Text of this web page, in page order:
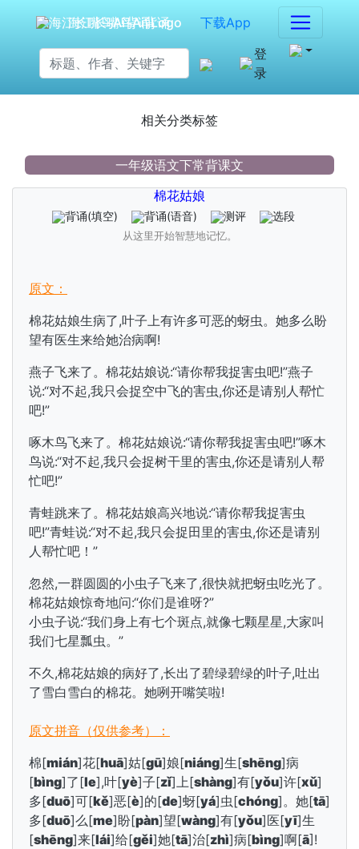
海江长嘴鸟Ai背诵
下载App
登
录
相关分类标签
一年级语文下常背课文
棉花姑娘
背诵(填空) 背诵(语音) 测评 选段
从这里开始智慧地记忆。
原文：
棉花姑娘生病了,叶子上有许多可恶的蚜虫。她多么盼
望有医生来给她治病啊!
燕子飞来了。棉花姑娘说:“请你帮我捉害虫吧!”燕子
说:“对不起,我只会捉空中飞的害虫,你还是请别人帮忙
吧!”
啄木鸟飞来了。棉花姑娘说:“请你帮我捉害虫吧!”啄木
鸟说:“对不起,我只会捉树干里的害虫,你还是请别人帮
忙吧!”
青蛙跳来了。棉花姑娘高兴地说:“请你帮我捉害虫
吧!”青蛙说:“对不起,我只会捉田里的害虫,你还是请别
人帮忙吧！”
忽然,一群圆圆的小虫子飞来了,很快就把蚜虫吃光了。
棉花姑娘惊奇地问:“你们是谁呀?”
小虫子说:“我们身上有七个斑点,就像七颗星星,大家叫
我们七星瓢虫。”
不久,棉花姑娘的病好了,长出了碧绿碧绿的叶子,吐出
了雪白雪白的棉花。她咧开嘴笑啦!
原文拼音（仅供参考）：
棉[mián]花[huā]姑[gū]娘[niáng]生[shēng]病
[bìng]了[le],叶[yè]子[zǐ]上[shàng]有[yǒu]许[xǔ]
多[duō]可[kě]恶[è]的[de]蚜[yá]虫[chóng]。她[tā]
多[duō]么[me]盼[pàn]望[wàng]有[yǒu]医[yī]生
[shēng]来[lái]给[gěi]她[tā]治[zhì]病[bìng]啊[ā]!